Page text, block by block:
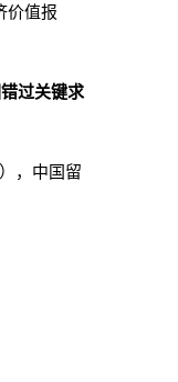
价值报
过关键求
，中国留